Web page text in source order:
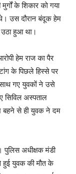
के शिकार को गया
उस दौरान बंदूक हेम
हुआ था।
हेम राज का पैर
के पिछले हिस्से पर
गए युवकों ने उसे
अस्पताल
बहने से ही युवक ने दम
पुलिस अधीक्षक मंडी
से हुई युवक की मौत के